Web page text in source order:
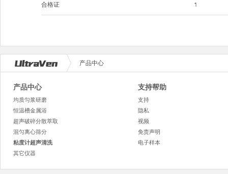
合格证 1
产品中心
产品中心
均质匀浆研磨
恒温槽金属浴
超声破碎分散萃取
混匀离心筛分
粘度计超声清洗
其它仪器
支持帮助
支持
隐私
视频
免责声明
电子样本